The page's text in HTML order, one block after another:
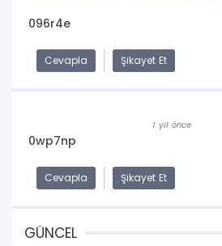
096r4e
Cevapla Şikayet Et
1 yıl önce
0wp7np
Cevapla Şikayet Et
GÜNCEL